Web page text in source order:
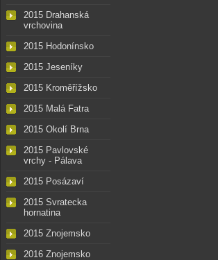
2015 Drahanská
vrchovina
2015 Hodonínsko
2015 Jeseníky
2015 Kroměřížsko
2015 Malá Fatra
2015 Okolí Brna
2015 Pavlovské
vrchy - Pálava
2015 Posázaví
2015 Svratecka
hornatina
2015 Znojemsko
2016 Znojemsko